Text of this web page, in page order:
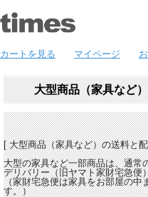
カートを見る マイページ
大型商品（家具など
[ 大型商品（家具など）の送料と
大型の家具など一部商品は、通常
デリバリー（旧ヤマト家財宅急便
（家財宅急便は家具をお部屋の中
す。）